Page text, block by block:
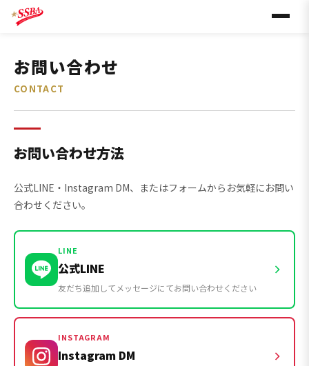
お問い合わせ
CONTACT
お問い合わせ方法
公式LINE・Instagram DM、またはフォームからお気軽にお問い
合わせください。
LINE
公式LINE
友だち追加してメッセージにてお問い合わせください
INSTAGRAM
Instagram DM